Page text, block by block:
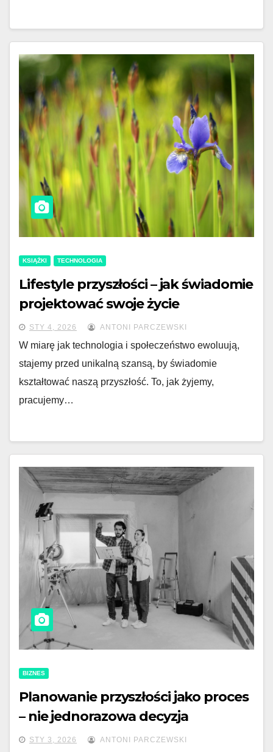
KSIĄŻKI TECHNOLOGIA
Lifestyle przyszłości – jak świadomie
projektować swoje życie
STY 4, 2026 ANTONI PARCZEWSKI
W miarę jak technologia i społeczeństwo ewoluują,
stajemy przed unikalną szansą, by świadomie
kształtować naszą przyszłość. To, jak żyjemy,
pracujemy…
BIZNES
Planowanie przyszłości jako proces
– nie jednorazowa decyzja
STY 3, 2026 ANTONI PARCZEWSKI